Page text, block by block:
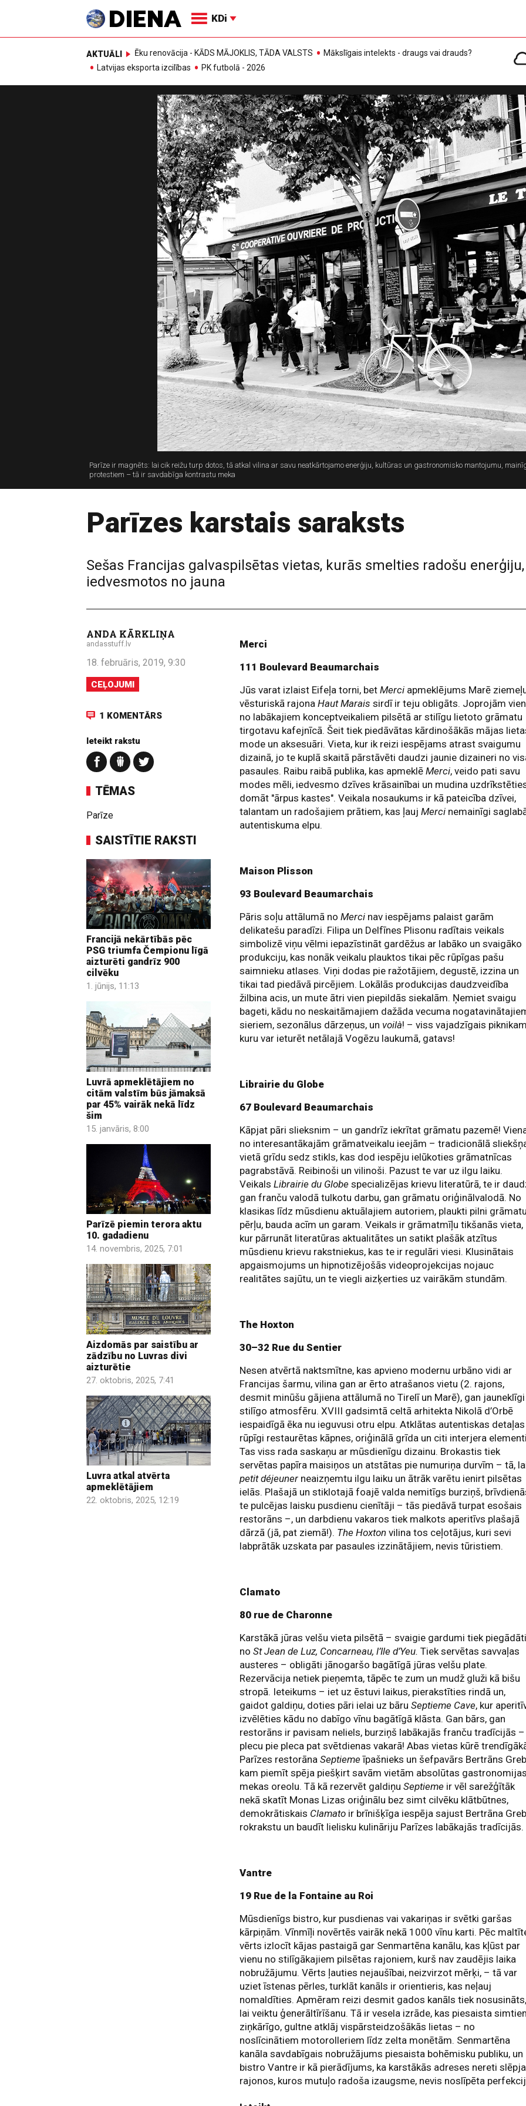
KDi
AKTUĀLI Ēku renovācija - KĀDS MĀJOKLIS, TĀDA VALSTS
Mākslīgais intelekts - draugs vai drauds?
Latvijas eksporta izcilības
PK futbolā - 2026
Parīze ir magnēts: lai cik reižu turp dotos, tā atkal vilina ar savu neatkārtojamo enerģiju, kultūras un gastronomisko mantojumu,
protestiem – tā ir savdabīga kontrastu meka
Parīzes karstais saraksts
Sešas Francijas galvaspilsētas vietas, kurās smelties radošu
iedvesmotos no jauna
ANDA KĀRKLIŅA
andasstuff.lv
18. februāris, 2019, 9:30
CEĻOJUMI
1 KOMENTĀRS
Ieteikt rakstu
TĒMAS
Parīze
SAISTĪTIE RAKSTI
Francijā nekārtībās pēc
PSG triumfa Čempionu līgā
aizturēti gandrīz 900
cilvēku
1. jūnijs, 11:13
Luvrā apmeklētājiem no
citām valstīm būs jāmaksā
par 45% vairāk nekā līdz
šim
15. janvāris, 8:00
Parīzē piemin terora aktu
10. gadadienu
14. novembris, 2025, 7:01
Aizdomās par saistību ar
zādzību no Luvras divi
aizturētie
27. oktobris, 2025, 7:41
Luvra atkal atvērta
apmeklētājiem
22. oktobris, 2025, 12:19
Merci
111 Boulevard Beaumarchais
Jūs varat izlaist Eifeļa torni, betMerci apmeklējums Marē
vēsturiskā rajonaHaut Marais sirdī ir teju obligāts. Joprojām
no labākajiem konceptveikaliem pilsētā ar stilīgu lietoto grāmatu
tirgotavu kafejnīcā. Šeit tiek piedāvātas kārdinošākās mājas
mode un aksesuāri. Vieta, kur ik reizi iespējams atrast svaigumu
dizainā, jo te kuplā skaitā pārstāvēti daudzi jaunie dizaineri no
pasaules. Raibu raibā publika, kas apmeklēMerci, veido pati savu
modes mēli, iedvesmo dzīves krāsainībai un mudina
domāt "ārpus kastes". Veikala nosaukums ir kā pateicība dzīvei,
talantam un radošajiem prātiem, kas ļaujMerci nemainīgi
autentiskuma elpu.
Maison Plisson
93 Boulevard Beaumarchais
Pāris soļu attālumā noMerci nav iespējams palaist garām
delikatešu paradīzi. Filipa un Delfīnes Plisonu radītais veikals
simbolizē viņu vēlmi iepazīstināt gardēžus ar labāko un svaigāko
produkciju, kas nonāk veikalu plauktos tikai pēc rūpīgas pašu
saimnieku atlases. Viņi dodas pie ražotājiem, degustē, izzina un
tikai tad piedāvā pircējiem. Lokālās produkcijas daudzveidība
žilbina acis, un mute ātri vien piepildās siekalām. Ņemiet svaigu
bageti, kādu no neskaitāmajiem dažāda vecuma
sieriem, sezonālus dārzeņus, un voilà! – viss vajadzīgais
kuru var ieturēt netālajā Vogēzu laukumā, gatavs!
Librairie du Globe
67 Boulevard Beaumarchais
Kāpjat pāri slieksnim – un gandrīz iekrītat grāmatu pazemē!
no interesantākajām grāmatveikalu ieejām – tradicionālā
vietā grīdu sedz stikls, kas dod iespēju ielūkoties grāmatnīcas
pagrabstāvā. Reibinoši un vilinoši. Pazust te var uz ilgu laiku.
Veikals Librairie du Globe specializējas krievu literatūrā, te ir
gan franču valodā tulkotu darbu, gan grāmatu oriģinālvalodā. No
klasikas līdz mūsdienu aktuālajiem autoriem, plaukti pilni grāmatu
pērļu, bauda acīm un garam. Veikals ir grāmatmīļu tikšanās vieta,
kur pārrunāt literatūras aktualitātes un satikt plašāk atzītus
mūsdienu krievu rakstniekus, kas te ir regulāri viesi. Klusinātais
apgaismojums un hipnotizējošās videoprojekcijas nojauc
realitātes sajūtu, un te viegli aizķerties uz vairākām stundām.
The Hoxton
30–32 Rue du Sentier
Nesen atvērtā naktsmītne, kas apvieno modernu urbāno vidi ar
Francijas šarmu, vilina gan ar ērto atrašanos vietu (2. rajons,
desmit minūšu gājiena attālumā no Tirelī un Marē), gan jauneklīgi
stilīgo atmosfēru. XVIII gadsimtā celtā arhitekta Nikolā d’Orbē
iespaidīgā ēka nu ieguvusi otru elpu. Atklātas autentiskas
rūpīgi restaurētas kāpnes, oriģinālā grīda un citi interjera
Tas viss rada saskaņu ar mūsdienīgu dizainu. Brokastis tiek
servētas papīra maisiņos un atstātas pie numuriņa durvīm – tā,
petit déjeuner neaizņemtu ilgu laiku un ātrāk varētu ienirt pilsētas
ielās. Plašajā un stiklotajā foajē valda nemitīgs burziņš,
te pulcējas laisku pusdienu cienītāji – tās piedāvā turpat esošais
restorāns –, un darbdienu vakaros tiek malkots aperitīvs plašajā
dārzā (jā, pat ziemā!). The Hoxton vilina tos ceļotājus, kuri sevi
labprātāk uzskata par pasaules izzinātājiem, nevis tūristiem.
Clamato
80 rue de Charonne
Karstākā jūras velšu vieta pilsētā – svaigie gardumi tiek piegādāti
noSt Jean de Luz, Concarneau, l’Ile d’Yeu. Tiek servētas savvaļas
austeres – obligāti jānogaršo bagātīgā jūras velšu plate.
Rezervācija netiek pieņemta, tāpēc te zum un mudž gluži kā bišu
stropā. Ieteikums – iet uz ēstuvi laikus, pierakstīties rindā un,
gaidot galdiņu, doties pāri ielai uz bāruSeptieme Cave, kur
izvēlēties kādu no dabīgo vīnu bagātīgā klāsta. Gan bārs, gan
restorāns ir pavisam neliels, burziņš labākajās franču tradīcijās –
plecu pie pleca pat svētdienas vakarā! Abas vietas kūrē
Parīzes restorānaSeptieme īpašnieks un šefpavārs Bertrāns
kam piemīt spēja piešķirt savām vietām absolūtas gastronomijas
mekas oreolu. Tā kā rezervēt galdiņu Septieme ir vēl sarežģītāk
nekā skatīt Monas Lizas oriģinālu bez simt cilvēku klātbūtnes,
demokrātiskais Clamato ir brīnišķīga iespēja sajust Bertrāna
rokrakstu un baudīt lielisku kulināriju Parīzes labākajās tradīcijās.
Vantre
19 Rue de la Fontaine au Roi
Mūsdienīgs bistro, kur pusdienas vai vakariņas ir svētki garšas
kārpiņām. Vīnmīļi novērtēs vairāk nekā 1000 vīnu karti. Pēc
vērts izlocīt kājas pastaigā gar Senmartēna kanālu, kas kļūst par
vienu no stilīgākajiem pilsētas rajoniem, kurš nav zaudējis laika
nobružājumu. Vērts ļauties nejaušībai, neizvirzot mērķi, – tā var
uziet īstenas pērles, turklāt kanāls ir orientieris, kas neļauj
nomaldīties. Apmēram reizi desmit gados kanāls tiek nosusināts,
lai veiktu ģenerāltīrīšanu. Tā ir vesela izrāde, kas piesaista
ziņkārīgo, gultne atklāj vispārsteidzošākās lietas – no
noslīcinātiem motorolleriem līdz zelta monētām. Senmartēna
kanāla savdabīgais nobružājums piesaista bohēmisku publiku, un
bistro Vantre ir kā pierādījums, ka karstākās adreses nereti
rajonos, kuros mutuļo radoša izaugsme, nevis noslīpēta